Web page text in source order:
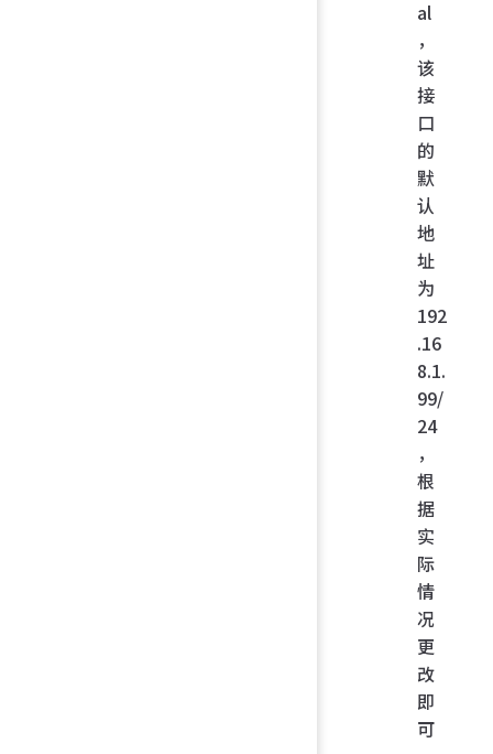
al
，
该
接
口
的
默
认
地
址
为
192
.16
8.1.
99/
24
，
根
据
实
际
情
况
更
改
即
可